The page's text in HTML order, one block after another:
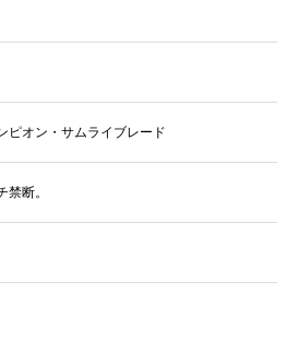
ピオン・サムライブレード
断。